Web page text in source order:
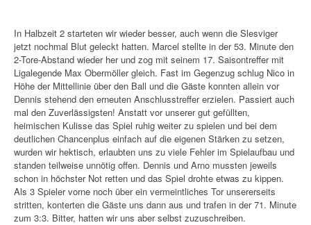
In Halbzeit 2 starteten wir wieder besser, auch wenn die Slesviger
jetzt nochmal Blut geleckt hatten. Marcel stellte in der 53. Minute den
2-Tore-Abstand wieder her und zog mit seinem 17. Saisontreffer mit
Ligalegende Max Obermöller gleich. Fast im Gegenzug schlug Nico in
Höhe der Mittellinie über den Ball und die Gäste konnten allein vor
Dennis stehend den erneuten Anschlusstreffer erzielen. Passiert auch
mal den Zuverlässigsten! Anstatt vor unserer gut gefüllten,
heimischen Kulisse das Spiel ruhig weiter zu spielen und bei dem
deutlichen Chancenplus einfach auf die eigenen Stärken zu setzen,
wurden wir hektisch, erlaubten uns zu viele Fehler im Spielaufbau und
standen teilweise unnötig offen. Dennis und Arno mussten jeweils
schon in höchster Not retten und das Spiel drohte etwas zu kippen.
Als 3 Spieler vorne noch über ein vermeintliches Tor unsererseits
stritten, konterten die Gäste uns dann aus und trafen in der 71. Minute
zum 3:3. Bitter, hatten wir uns aber selbst zuzuschreiben.